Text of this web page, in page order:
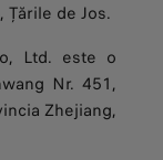
de Jos.
Ltd. este o
Nr. 451,
Zhejiang,